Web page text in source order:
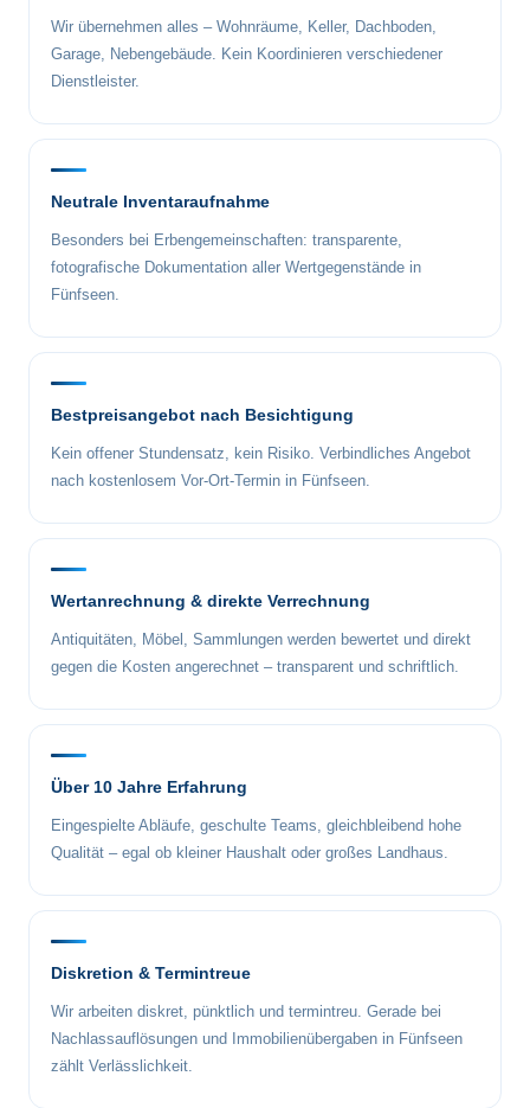
Wir übernehmen alles – Wohnräume, Keller, Dachboden,
Garage, Nebengebäude. Kein Koordinieren verschiedener
Dienstleister.
Neutrale Inventaraufnahme
Besonders bei Erbengemeinschaften: transparente,
fotografische Dokumentation aller Wertgegenstände in
Fünfseen.
Bestpreisangebot nach Besichtigung
Kein offener Stundensatz, kein Risiko. Verbindliches Angebot
nach kostenlosem Vor-Ort-Termin in Fünfseen.
Wertanrechnung & direkte Verrechnung
Antiquitäten, Möbel, Sammlungen werden bewertet und direkt
gegen die Kosten angerechnet – transparent und schriftlich.
Über 10 Jahre Erfahrung
Eingespielte Abläufe, geschulte Teams, gleichbleibend hohe
Qualität – egal ob kleiner Haushalt oder großes Landhaus.
Diskretion & Termintreue
Wir arbeiten diskret, pünktlich und termintreu. Gerade bei
Nachlassauflösungen und Immobilienübergaben in Fünfseen
zählt Verlässlichkeit.